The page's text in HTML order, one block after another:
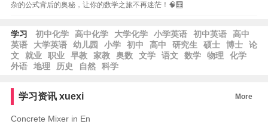
杂的公式背后的奥秘，让你的数学之旅不再迷茫！🧠🧮
学习 初中化学 高中化学 大学化学 小学英语 初中英语
高中
英语
大学英语 幼儿园 小学 初中 高中 研究生 硕士 博士
论
文
就业 职业 早教 家教 奥数 文学 语文 数学 物理
化学
外语
地理 历史 自然 科学
学习资讯 xuexi More
Concrete Mixer in En